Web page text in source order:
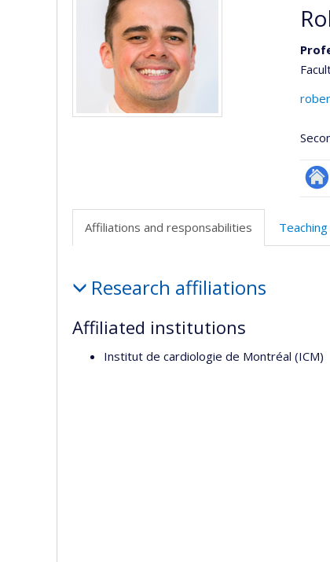
Affiliations and responsabilities
and
responsabilities
Research affiliations
Affiliated institutions
Institut de cardiologie de Montréal (ICM)